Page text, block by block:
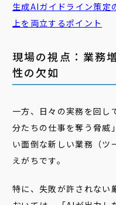
生成AIガイドライン策定
上を両立するポイント
現場の視点：業務
性の欠如
一方、日々の実務を回し
分たちの仕事を奪う脅威
い面倒な新しい業務（ツ
えがちです。
特に、失敗が許されない